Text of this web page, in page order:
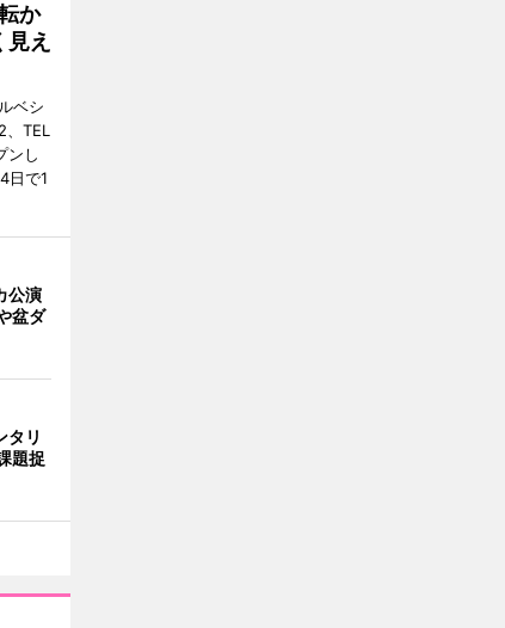
か
え
ベシ
TEL
ンし
日で1
公演
盆ダ
タリ
題捉